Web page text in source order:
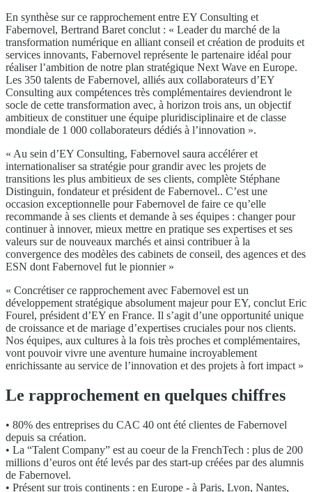
En synthèse sur ce rapprochement entre EY Consulting et
Fabernovel, Bertrand Baret conclut : « Leader du marché de la
transformation numérique en alliant conseil et création de produits et
services innovants, Fabernovel représente le partenaire idéal pour
réaliser l’ambition de notre plan stratégique Next Wave en Europe.
Les 350 talents de Fabernovel, alliés aux collaborateurs d’EY
Consulting aux compétences très complémentaires deviendront le
socle de cette transformation avec, à horizon trois ans, un objectif
ambitieux de constituer une équipe pluridisciplinaire et de classe
mondiale de 1 000 collaborateurs dédiés à l’innovation ».
« Au sein d’EY Consulting, Fabernovel saura accélérer et
internationaliser sa stratégie pour grandir avec les projets de
transitions les plus ambitieux de ses clients, complète Stéphane
Distinguin, fondateur et président de Fabernovel.. C’est une
occasion exceptionnelle pour Fabernovel de faire ce qu’elle
recommande à ses clients et demande à ses équipes : changer pour
continuer à innover, mieux mettre en pratique ses expertises et ses
valeurs sur de nouveaux marchés et ainsi contribuer à la
convergence des modèles des cabinets de conseil, des agences et des
ESN dont Fabernovel fut le pionnier »
« Concrétiser ce rapprochement avec Fabernovel est un
développement stratégique absolument majeur pour EY, conclut Eric
Fourel, président d’EY en France. Il s’agit d’une opportunité unique
de croissance et de mariage d’expertises cruciales pour nos clients.
Nos équipes, aux cultures à la fois très proches et complémentaires,
vont pouvoir vivre une aventure humaine incroyablement
enrichissante au service de l’innovation et des projets à fort impact »
Le rapprochement en quelques chiffres
• 80% des entreprises du CAC 40 ont été clientes de Fabernovel
depuis sa création.
• La “Talent Company” est au coeur de la FrenchTech : plus de 200
millions d’euros ont été levés par des start-up créées par des alumnis
de Fabernovel.
• Présent sur trois continents : en Europe - à Paris, Lyon, Nantes,